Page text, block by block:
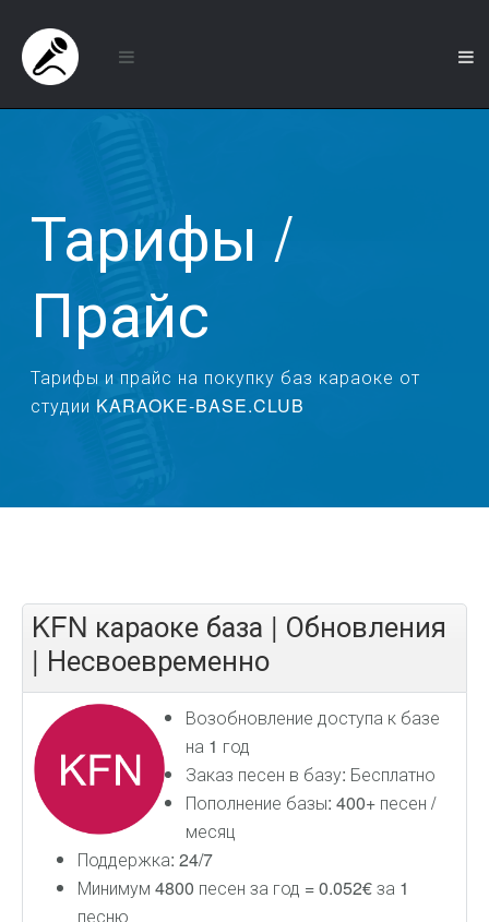
Тарифы /
Прайс
Тарифы и прайс на покупку баз караоке от
студии KARAOKE-BASE.CLUB
KFN караоке база | Обновления
| Несвоевременно
Возобновление доступа к базе
на 1 год
Заказ песен в базу: Бесплатно
Пополнение базы: 400+ песен /
месяц
Поддержка: 24/7
Минимум 4800 песен за год = 0.052€ за 1
песню